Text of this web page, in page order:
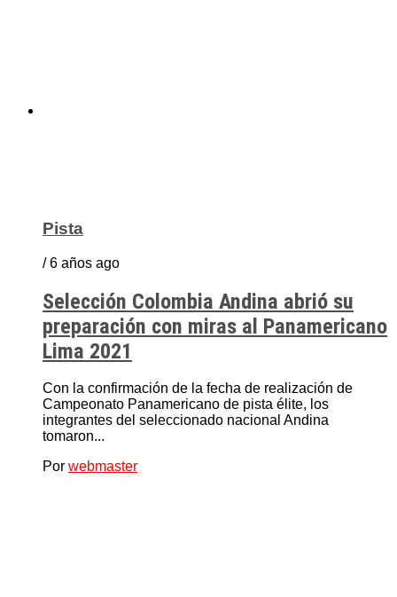
Pista
/ 6 años ago
Selección Colombia Andina abrió su
preparación con miras al Panamericano
Lima 2021
Con la confirmación de la fecha de realización de
Campeonato Panamericano de pista élite, los
integrantes del seleccionado nacional Andina
tomaron...
Por webmaster